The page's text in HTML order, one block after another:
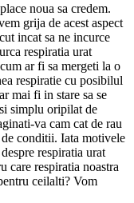
noua sa credem.
grija de acest aspect
incat sa ne incurce
respiratia urat
ar fi sa mergeti la o
respiratie cu posibilul
mai fi in stare sa se
simplu oripilat de
va cam cat de rau
conditii. Iata motivele
respiratia urat
care respiratia noastra
ceilalti? Vom